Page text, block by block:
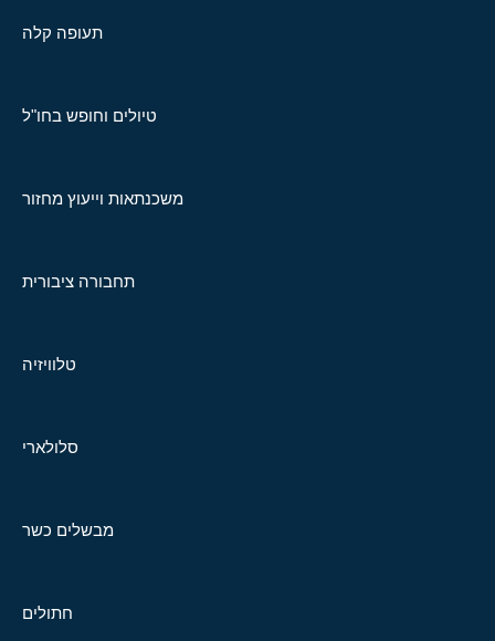
תעופה קלה
טיולים וחופש בחו"ל
משכנתאות וייעוץ מחזור
תחבורה ציבורית
טלוויזיה
סלולארי
מבשלים כשר
חתולים